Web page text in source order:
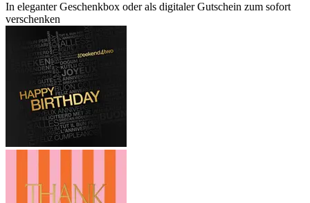
In eleganter Geschenkbox oder als digitaler Gutschein zum sofort
verschenken